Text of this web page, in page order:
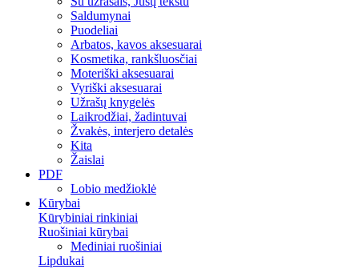
Saldumynai
Puodeliai
Arbatos, kavos aksesuarai
Kosmetika, rankšluosčiai
Moteriški aksesuarai
Vyriški aksesuarai
Užrašų knygelės
Laikrodžiai, žadintuvai
Žvakės, interjero detalės
Kita
Žaislai
PDF
Lobio medžioklė
Kūrybai
Kūrybiniai rinkiniai
Ruošiniai kūrybai
Mediniai ruošiniai
Lipdukai